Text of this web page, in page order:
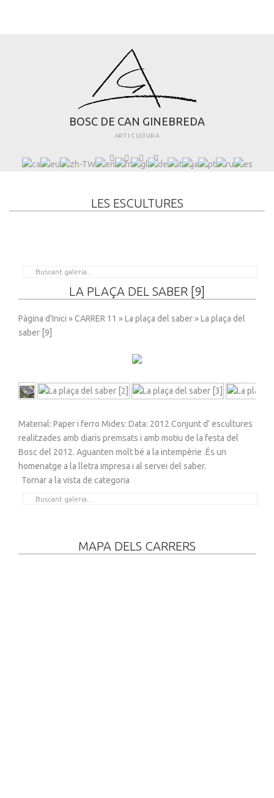
BOSC DE CAN GIN EBREDA
ART I CULTURA
LES ESCULTURES
LA PLAÇA DEL SABER [9]
Pàgina d'Inici »CARRER 11 »La plaça del saber» La plaça del
saber [9]
Material: Paper i ferro Mides: Data: 2012 Conjunt d’ escultures
realitzades amb diaris premsats i amb motiu de la festa del
Bosc del 2012. Aguanten molt bé a la intempèrie .És un
homenatge a la lletra impresa i al servei del saber.
Tornar a la vista de categoria
MAPA DELS CARRERS